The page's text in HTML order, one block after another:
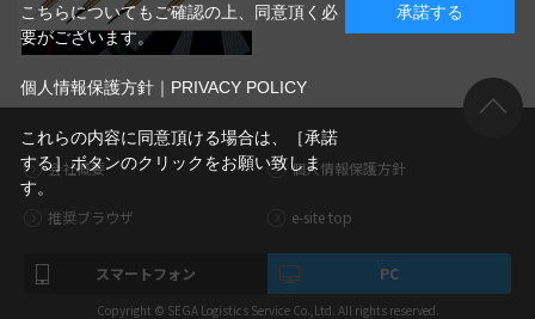
会社概要 個人情報保護方針
推奨ブラウザ e-site top
スマートフォン PC
Copyright © SEGA Logistics Service Co.,Ltd. All rights reserved.
こちらについてもご確認の上、同意頂く必
要がございます。
個人情報保護方針｜PRIVACY POLICY
これらの内容に同意頂ける場合は、［承諾
する］ボタンのクリックをお願い致しま
す。
承諾する